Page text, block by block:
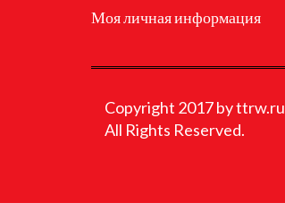
Моя личная информация
Copyright 2017 by ttrw.ru
All Rights Reserved.